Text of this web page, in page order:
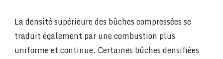
La densité supérieure des bûches compressées se
traduit également par une combustion plus
uniforme et continue. Certaines bûches densifiées